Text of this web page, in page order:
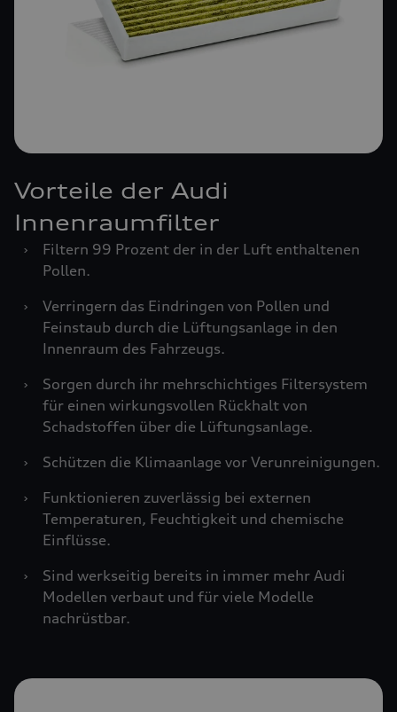
Vorteile der Audi
Innenraumfilter
›
Filtern 99 Prozent der in der Luft enthaltenen
Pollen.
›
Verringern das Eindringen von Pollen und
Feinstaub durch die Lüftungsanlage in den
Innenraum des Fahrzeugs.
›
Sorgen durch ihr mehrschichtiges Filtersystem
für einen wirkungsvollen Rückhalt von
Schadstoffen über die Lüftungsanlage.
›
Schützen die Klimaanlage vor Verunreinigungen.
›
Funktionieren zuverlässig bei externen
Temperaturen, Feuchtigkeit und chemische
Einflüsse.
›
Sind werkseitig bereits in immer mehr Audi
Modellen verbaut und für viele Modelle
nachrüstbar.